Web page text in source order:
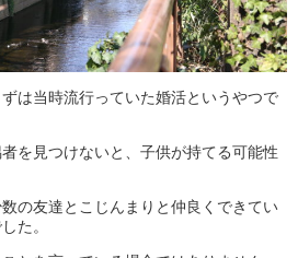
は当時流行っていた婚活というやつで
を見つけないと、子供が持てる可能性
の友達とこじんまりと仲良くできてい
た。